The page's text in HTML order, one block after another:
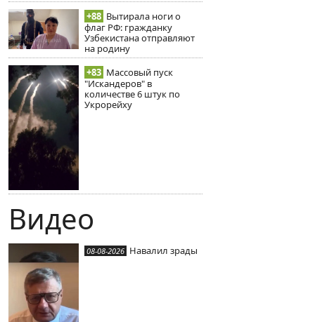
+88 Вытирала ноги о
флаг РФ: гражданку
Узбекистана отправляют
на родину
+83 Массовый пуск
"Искандеров" в
количестве 6 штук по
Укрорейху
Видео
08-08-2026 Навалил зрады